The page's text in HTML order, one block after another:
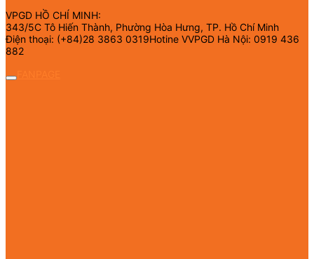
VPGD HỒ CHÍ MINH:
343/5C Tô Hiến Thành, Phường Hòa Hưng, TP. Hồ Chí Minh
Điện thoại: (+84)28 3863 0319Hotine VVPGD Hà Nội: 0919 436
882